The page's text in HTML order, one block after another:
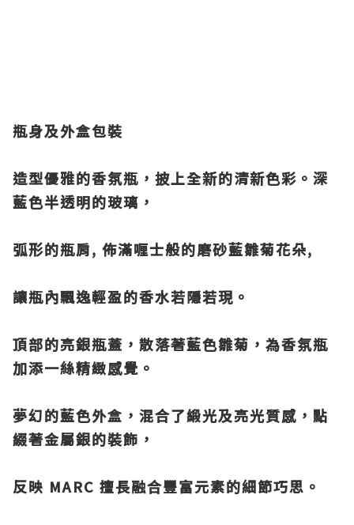
瓶身及外盒包裝
造型優雅的香氛瓶，披上全新的清新色彩。深
藍色半透明的玻璃，
弧形的瓶肩, 佈滿喱士般的磨砂藍雛菊花朵,
讓瓶內飄逸輕盈的香水若隱若現。
頂部的亮銀瓶蓋，散落著藍色雛菊，為香氛瓶
加添一絲精緻感覺。
夢幻的藍色外盒，混合了緞光及亮光質感，點
綴著金屬銀的裝飾，
反映 MARC 擅長融合豐富元素的細節巧思。